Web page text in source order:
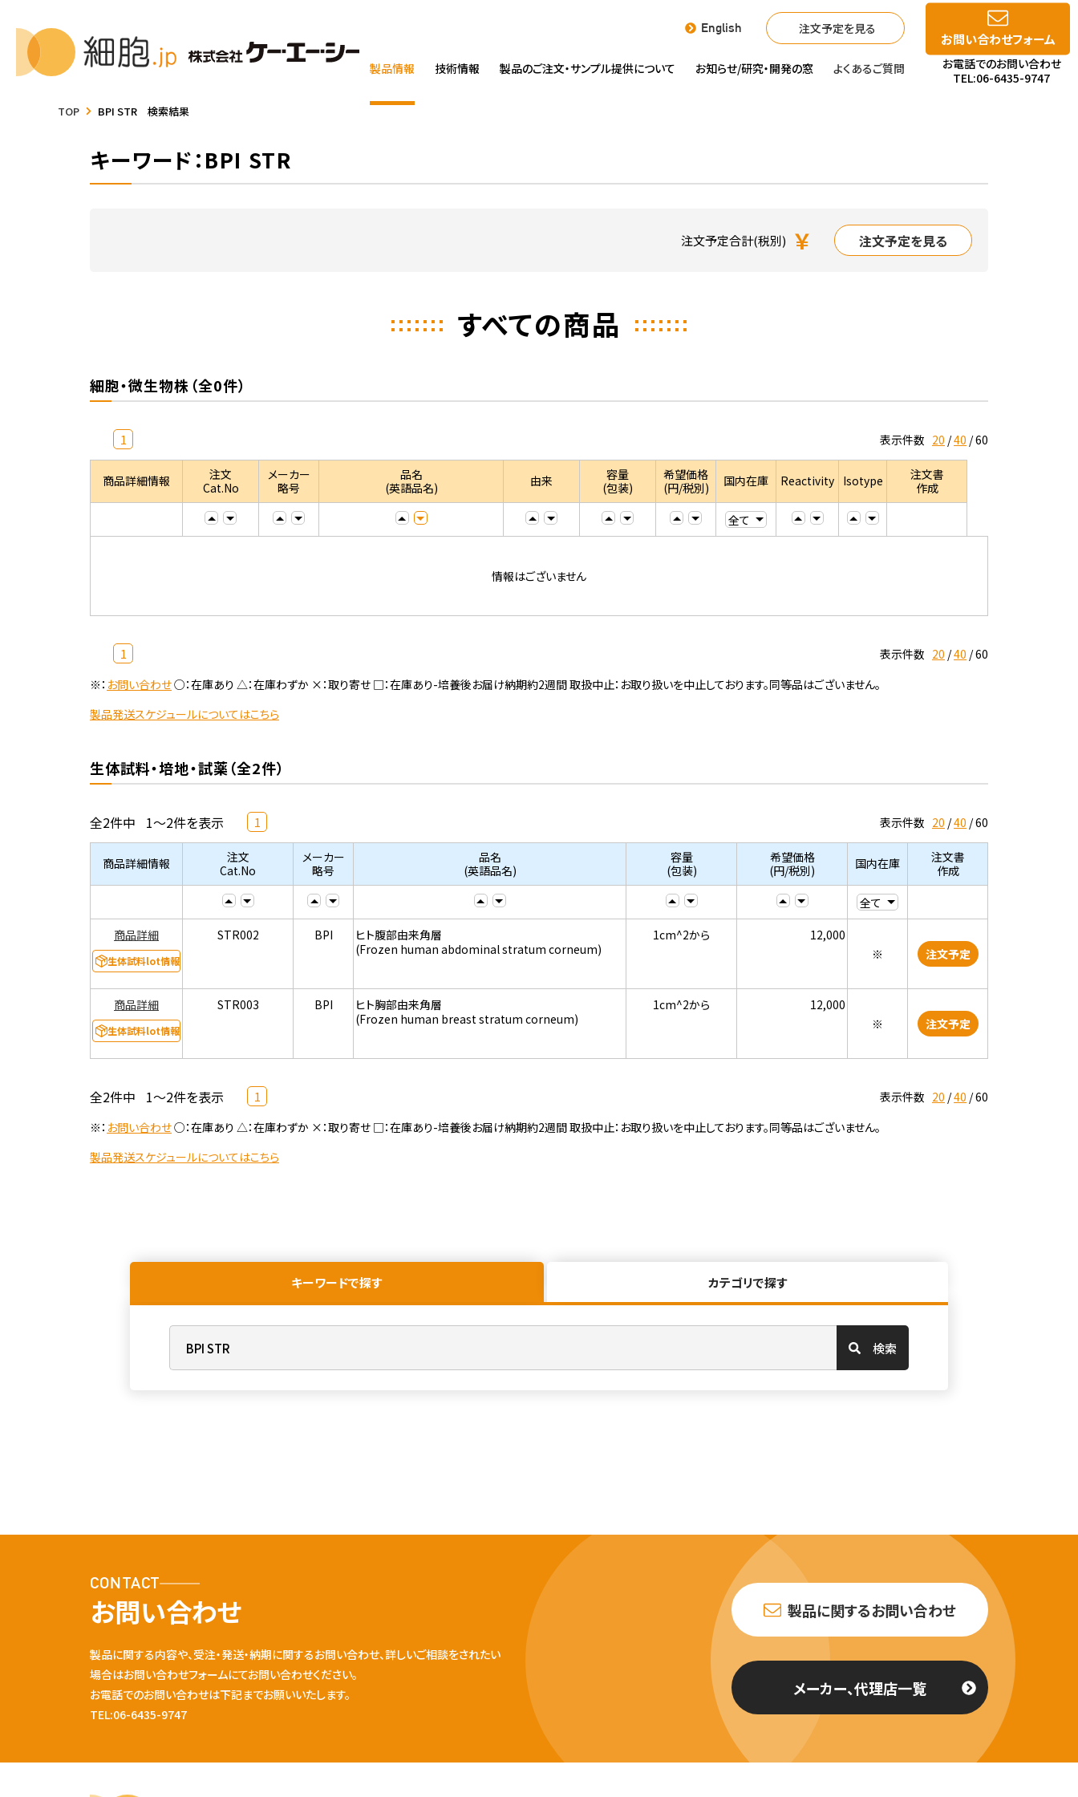
English 注文予定を見る
製品情報 技術情報 製品のご注文・サンプル提供について お知らせ/研究・開発の窓 よくあるご質問
お問い合わせフォーム
お電話でのお問い合わせ
TEL:06-6435-9747
TOP BPI STR 検索結果
キーワード：BPI STR
注文予定合計(税別) ￥ 注文予定を見る
すべての商品
細胞・微生物株（全0件）
1 表示件数 20 40 60
商品詳細情報
注文
Cat.No
メーカー
略号
品名
(英語品名)
由来
容量
(包装)
希望価格
(円/税別)
国内在庫 Reactivity Isotype
注文書
作成
情報はございません
1 表示件数 20 40 60
※： お問い合わせ○：在庫あり △：在庫わずか ×：取り寄せ □：在庫あり-培養後お届け納期約2週間 取扱中止：お取り扱いを中止しております。同等品はございません。
製品発送スケジュールについてはこちら
生体試料・培地・試薬（全2件）
全2件中 1～2件を表示 1 表示件数 20 40 60
商品詳細情報
注文
Cat.No
メーカー
略号
品名
(英語品名)
容量
(包装)
希望価格
(円/税別)
国内在庫
注文書
作成
商品詳細
生体試料lot情報
STR002 BPI
ヒト腹部由来角層
(Frozen human abdominal stratum corneum)
1cm^2から
12,000
※
注文予定
商品詳細
生体試料lot情報
STR003 BPI
ヒト胸部由来角層
(Frozen human breast stratum corneum)
1cm^2から
12,000
※
注文予定
全2件中 1～2件を表示 1 表示件数 20 40 60
※： お問い合わせ○：在庫あり △：在庫わずか ×：取り寄せ □：在庫あり-培養後お届け納期約2週間 取扱中止：お取り扱いを中止しております。同等品はございません。
製品発送スケジュールについてはこちら
キーワードで探す カテゴリで探す
検索
CONTACT
お問い合わせ
製品に関する内容や、受注・発送・納期に関するお問い合わせ、詳しいご相談をされたい
場合はお問い合わせフォームにてお問い合わせください。
お電話でのお問い合わせは下記までお願いいたします。
TEL:06-6435-9747
製品に関するお問い合わせ
メーカー、代理店一覧